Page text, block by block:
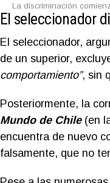
La discriminación
El seleccionador
El seleccionador,
de un superior,
comportamiento”, sin
Posteriormente, la
Mundo de Chile (en
encuentra de nuevo
falsamente, que no